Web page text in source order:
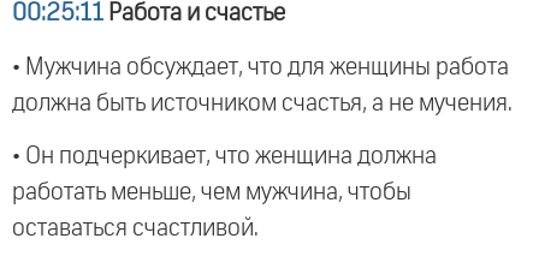
00:25:11 Работа и счастье
• Мужчина обсуждает, что для женщины работа
должна быть источником счастья, а не мучения.
• Он подчеркивает, что женщина должна
работать меньше, чем мужчина, чтобы
оставаться счастливой.